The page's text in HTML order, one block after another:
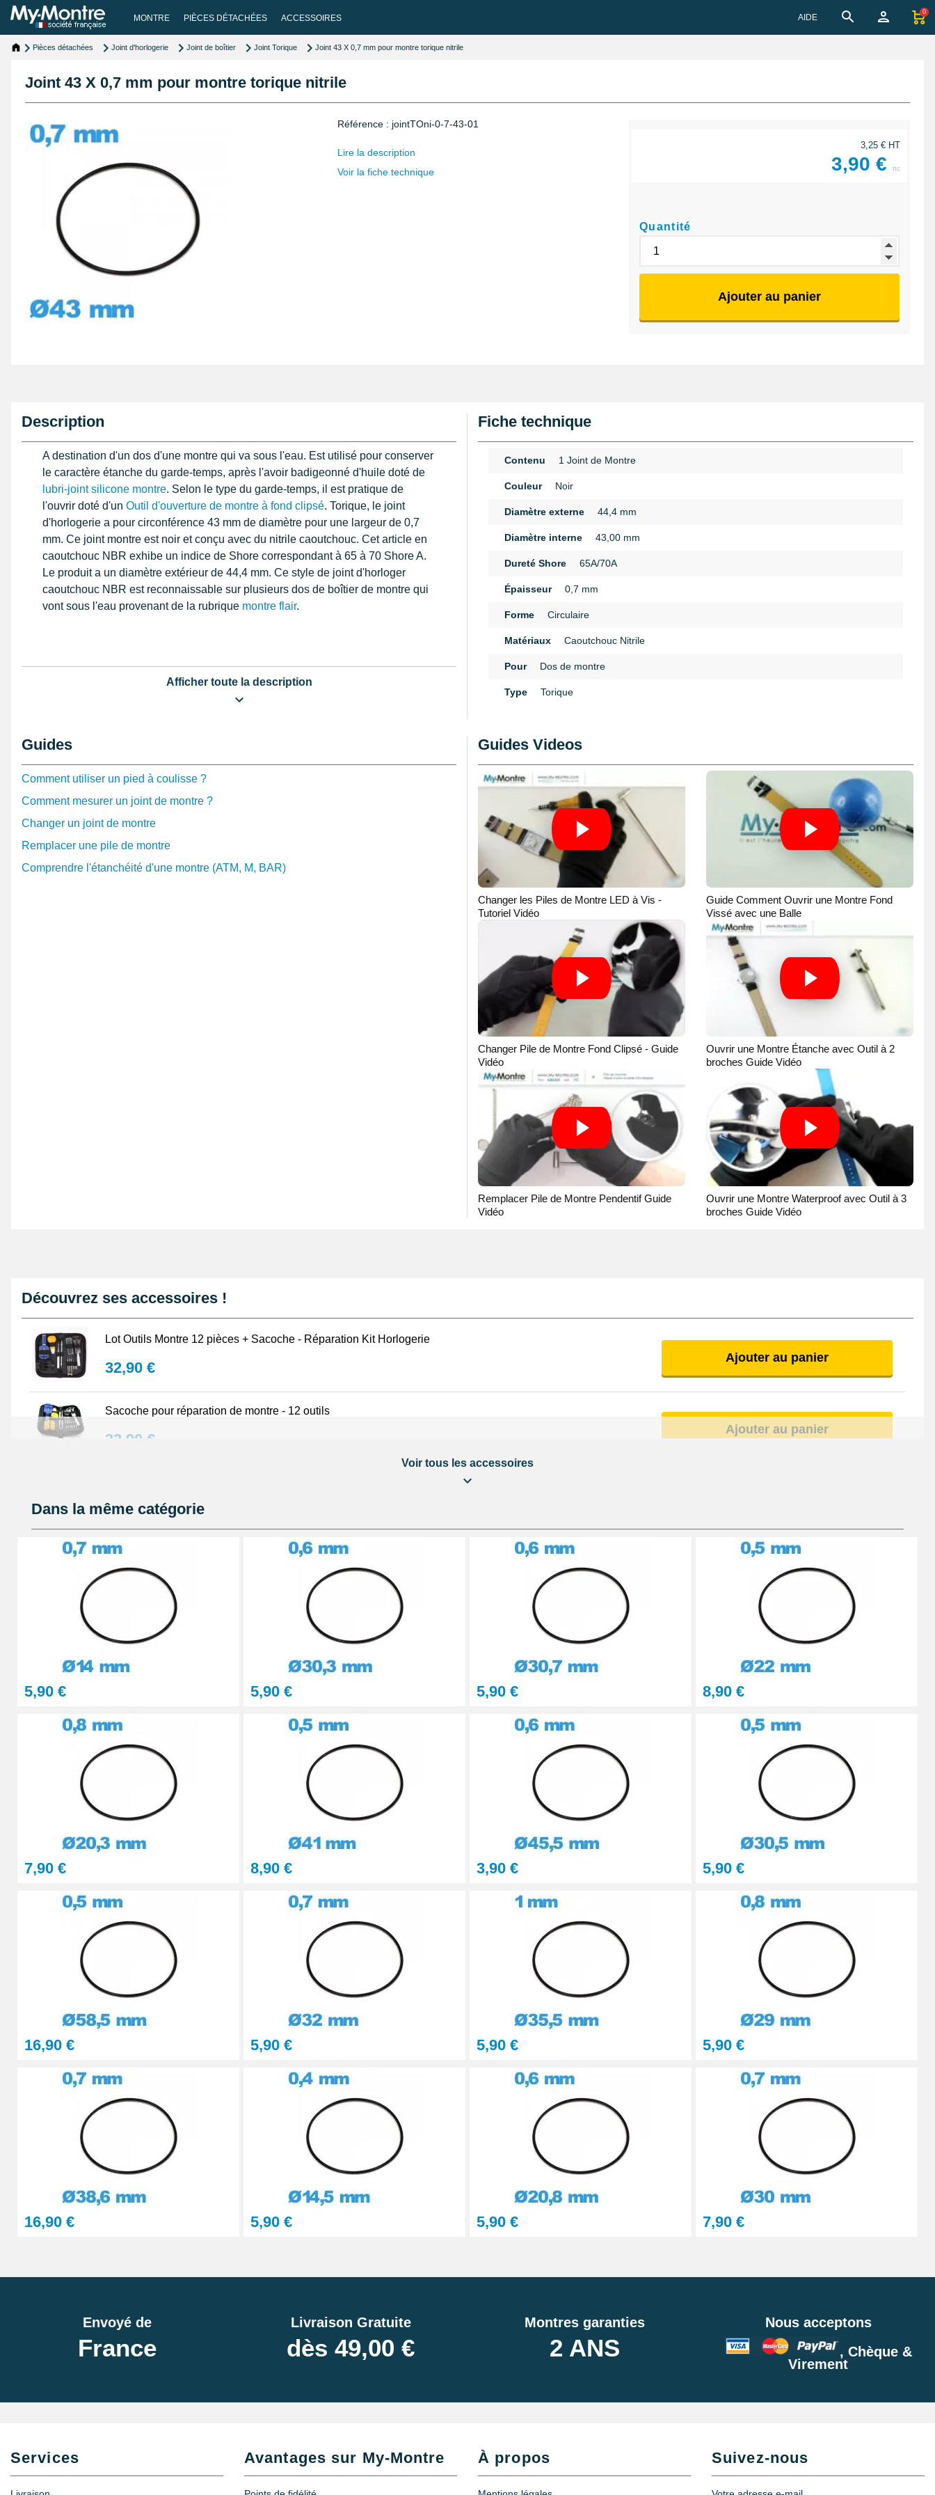
MONTRE PIÈCES DÉTACHÉES ACCESSOIRES AIDE
0
Pièces détachées Joint d'horlogerie Joint de boîtier Joint Torique Joint 43 X 0,7 mm pour montre torique nitrile
Joint 43 X 0,7 mm pour montre torique nitrile
Référence : jointTOni-0-7-43-01
Lire la description
Voir la fiche technique
3,25 € HT
3,90 € ttc
Quantité
Ajouter au panier
Description
A destination d'un dos d'une montre qui va sous l'eau. Est utilisé pour conserver
le caractère étanche du garde-temps, après l'avoir badigeonné d'huile doté de
lubri-joint silicone montre. Selon le type du garde-temps, il est pratique de
l'ouvrir doté d'un Outil d'ouverture de montre à fond clipsé. Torique, le joint
d'horlogerie a pour circonférence 43 mm de diamètre pour une largeur de 0,7
mm. Ce joint montre est noir et conçu avec du nitrile caoutchouc. Cet article en
caoutchouc NBR exhibe un indice de Shore correspondant à 65 à 70 Shore A.
Le produit a un diamètre extérieur de 44,4 mm. Ce style de joint d'horloger
caoutchouc NBR est reconnaissable sur plusieurs dos de boîtier de montre qui
vont sous l'eau provenant de la rubrique montre flair.
Afficher toute la description
Fiche technique
Contenu 1 Joint de Montre
Couleur Noir
Diamètre externe 44,4 mm
Diamètre interne 43,00 mm
Dureté Shore 65A/70A
Épaisseur 0,7 mm
Forme Circulaire
Matériaux Caoutchouc Nitrile
Pour Dos de montre
Type Torique
Guides
Comment utiliser un pied à coulisse ?
Comment mesurer un joint de montre ?
Changer un joint de montre
Remplacer une pile de montre
Comprendre l'étanchéité d'une montre (ATM, M, BAR)
Guides Videos
Changer les Piles de Montre LED à Vis -
Tutoriel Vidéo
Guide Comment Ouvrir une Montre Fond
Vissé avec une Balle
Changer Pile de Montre Fond Clipsé - Guide
Vidéo
Ouvrir une Montre Étanche avec Outil à 2
broches Guide Vidéo
Remplacer Pile de Montre Pendentif Guide
Vidéo
Ouvrir une Montre Waterproof avec Outil à 3
broches Guide Vidéo
Découvrez ses accessoires !
Lot Outils Montre 12 pièces + Sacoche - Réparation Kit Horlogerie
32,90 €
Ajouter au panier
Sacoche pour réparation de montre - 12 outils
32,90 €
Ajouter au panier
8,90 €
Kit Réparation Montre Multifonction
23,90 €
Ajouter au panier
Voir tous les accessoires
Dans la même catégorie
5,90 € 5,90 € 5,90 € 8,90 €
7,90 € 8,90 € 3,90 € 5,90 €
16,90 € 5,90 € 5,90 € 5,90 €
16,90 € 5,90 € 5,90 € 7,90 €
Envoyé de
France
Livraison Gratuite
dès 49,00 €
Montres garanties
2 ANS
Nous acceptons
, Chèque &
Virement
Services Avantages sur My-Montre À propos Suivez-nous